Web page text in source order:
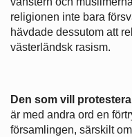
religionen inte bara
hävdade dessutom att
västerländsk rasism.
Den som vill
är med andra ord en
församlingen, särskilt